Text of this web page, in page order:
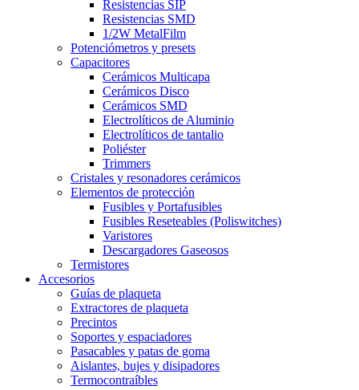
Resistencias SIP
Resistencias SMD
1/2W MetalFilm
Potenciómetros y presets
Capacitores
Cerámicos Multicapa
Cerámicos Disco
Cerámicos SMD
Electrolíticos de Aluminio
Electrolíticos de tantalio
Poliéster
Trimmers
Cristales y resonadores cerámicos
Elementos de protección
Fusibles y Portafusibles
Fusibles Reseteables (Poliswitches)
Varistores
Descargadores Gaseosos
Termistores
Accesorios
Guías de plaqueta
Extractores de plaqueta
Precintos
Soportes y espaciadores
Pasacables y patas de goma
Aislantes, bujes y disipadores
Termocontraíbles